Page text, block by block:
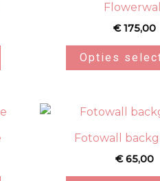
Flowerwall
€175,00
Opties
Fotowall
€65,00